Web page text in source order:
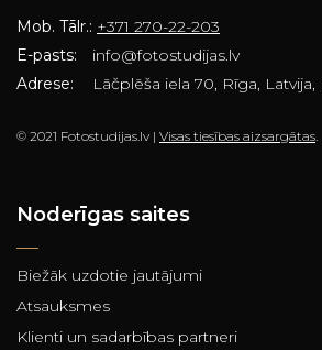
Mob. Tālr.: +371 270-22-203
E-pasts:
info@fotostudijas.lv
Adrese:
Lāčplēša iela 70, Rīga, Latvija,
© 2021 Fotostudijas.lv | Visas tiesības aizsargātas
Noderīgas saites
Biežāk uzdotie jautājumi
Atsauksmes
Klienti un sadarbības partneri